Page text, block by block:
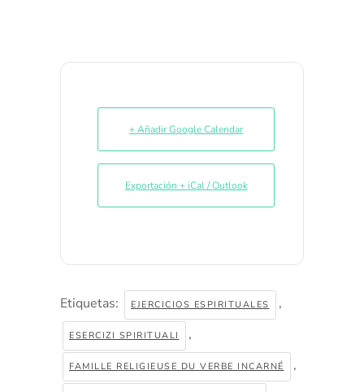
+ Añadir Google Calendar
Exportación + iCal / Outlook
Etiquetas: EJERCICIOS ESPIRITUALES ,
ESERCIZI SPIRITUALI ,
FAMILLE RELIGIEUSE DU VERBE INCARNÉ ,